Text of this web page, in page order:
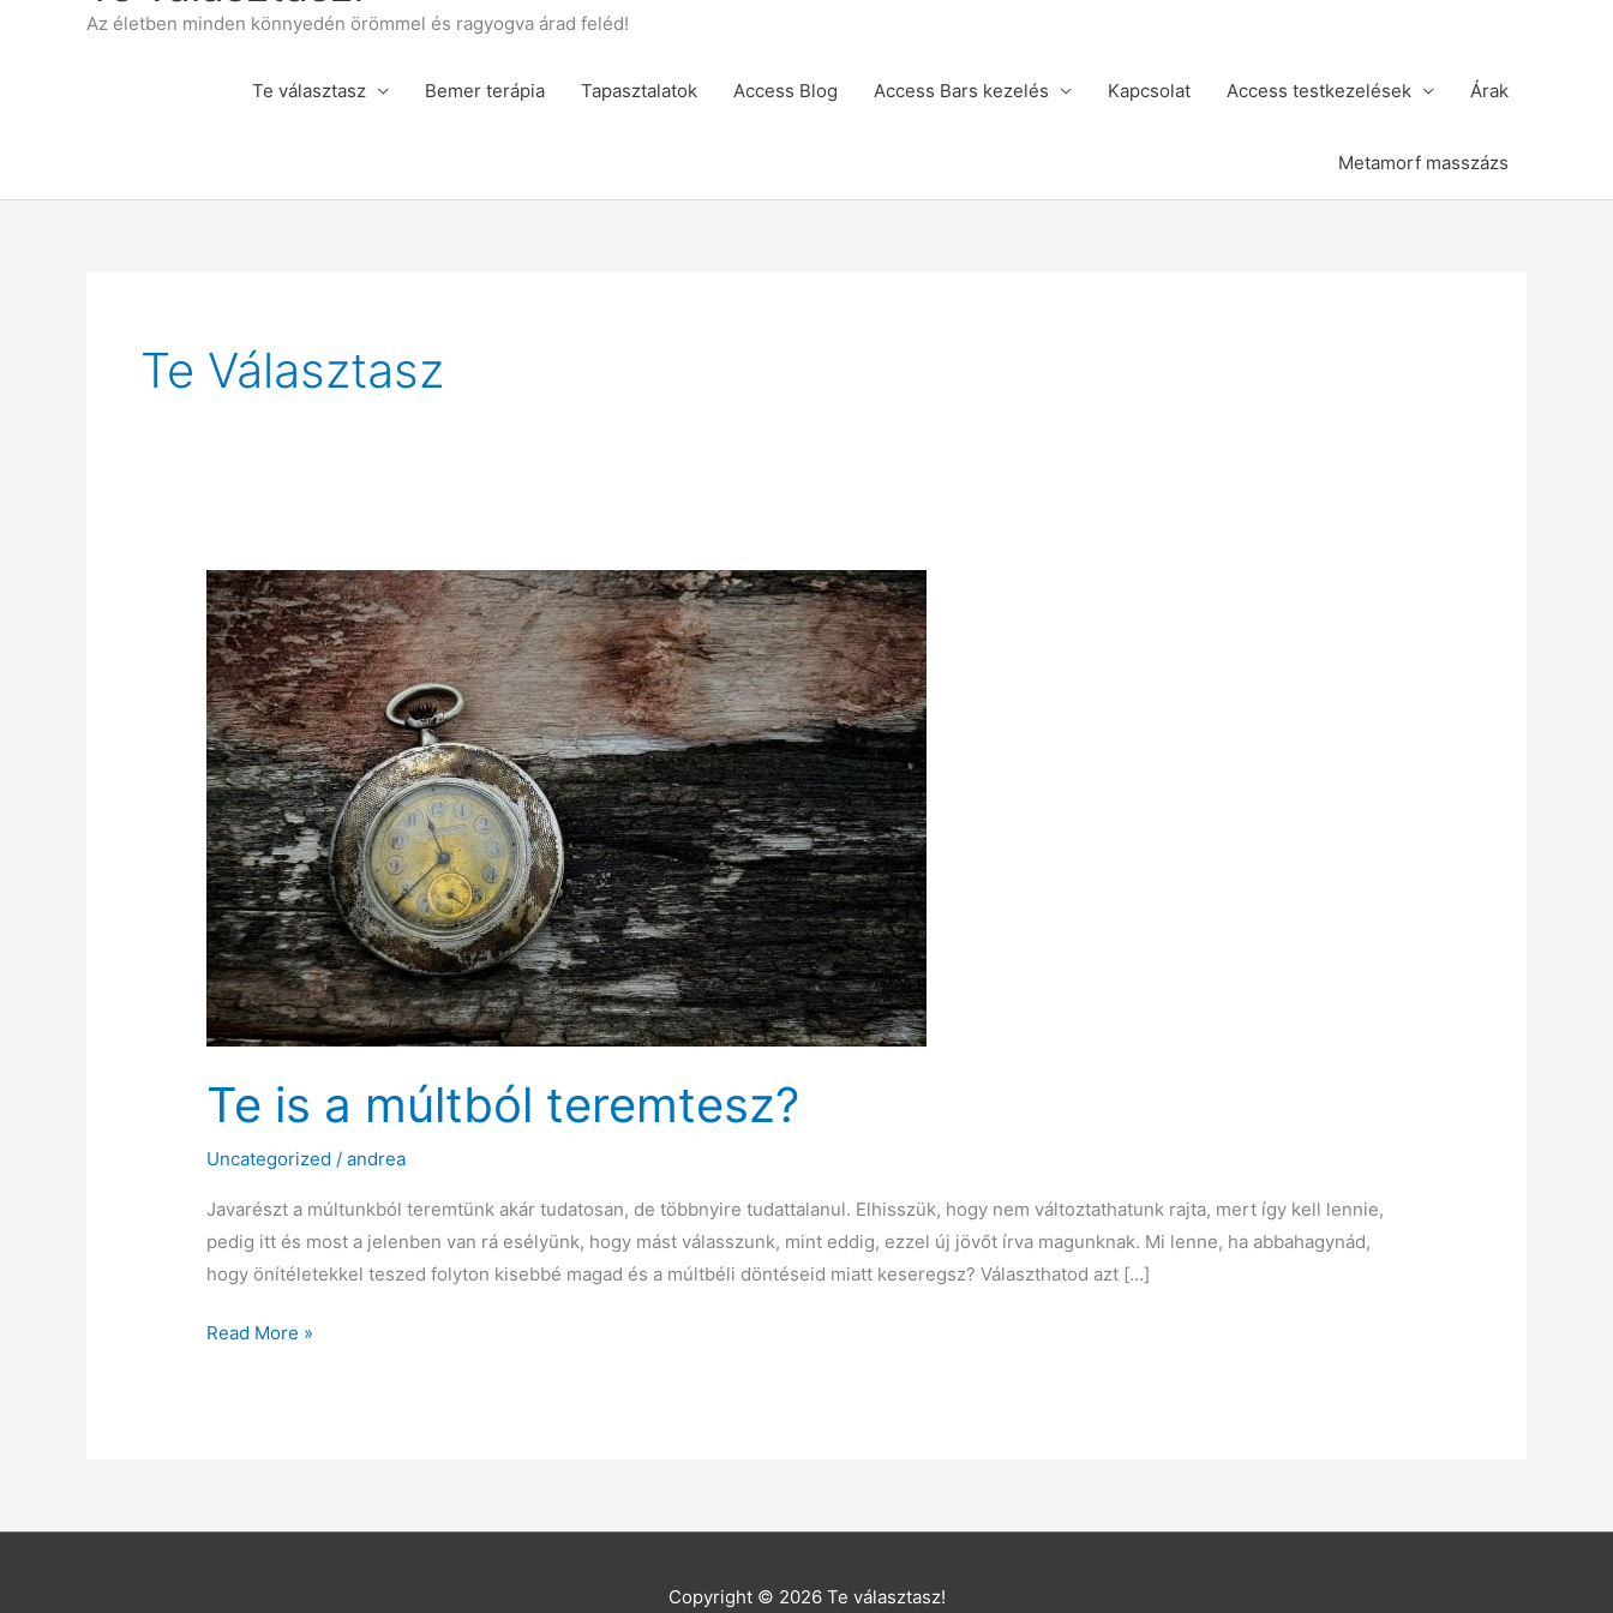
Az életben minden könnyedén örömmel és ragyogva árad feléd!
Te választasz Bemer terápia Tapasztalatok Access Blog Access Bars kezelés Kapcsolat Access testkezelések Árak
Metamorf masszázs
Te Választasz
Te is a múltból teremtesz?
Uncategorized /andrea
Javarészt a múltunkból teremtünk akár tudatosan, de többnyire tudattalanul. Elhisszük, hogy nem változtathatunk rajta, mert így kell lennie,
pedig itt és most a jelenben van rá esélyünk, hogy mást válasszunk, mint eddig, ezzel új jövőt írva magunknak. Mi lenne, ha abbahagynád,
hogy önítéletekkel teszed folyton kisebbé magad és a múltbéli döntéseid miatt keseregsz? Választhatod azt […]
Te
Read More »
Copyright © 2026 Te választasz!